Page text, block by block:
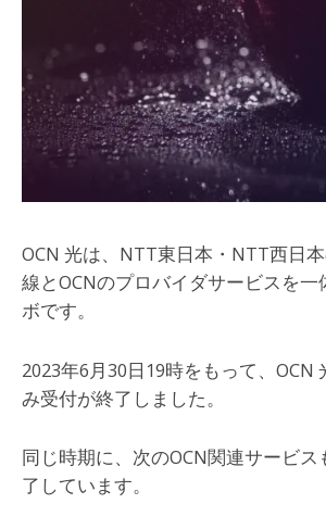
OCN 光は、NTT東日本・NTT西日
線とOCNのプロバイダサービスを一
ボです。
2023年6月30日19時をもって、OCN
み受付が終了しました。
同じ時期に、次のOCN関連サービス
了しています。